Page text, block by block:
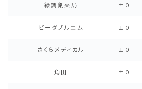
緑調剤薬局 ±０
ビーダブルエム ±０
さくらメディカル ±０
角田 ±０